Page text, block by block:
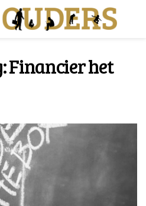
Financier het